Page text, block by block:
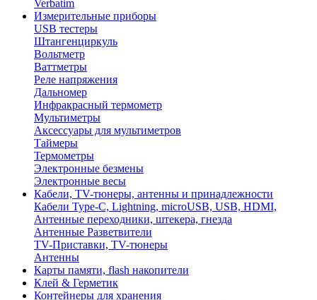
Verbatim
Измерительные приборы
USB тестеры
Штангенциркуль
Вольтметр
Ваттметры
Реле напряжения
Дальномер
Инфракрасный термометр
Мультиметры
Аксессуары для мультиметров
Таймеры
Термометры
Электронные безмены
Электронные весы
Кабели, TV-тюнеры, антенны и принадлежности
Кабели Type-C, Lightning, microUSB, USB, HDMI,
Антенные переходники, штекера, гнезда
Антенные Разветвители
TV-Приставки, TV-тюнеры
Антенны
Карты памяти, flash накопители
Клей & Герметик
Контейнеры для хранения